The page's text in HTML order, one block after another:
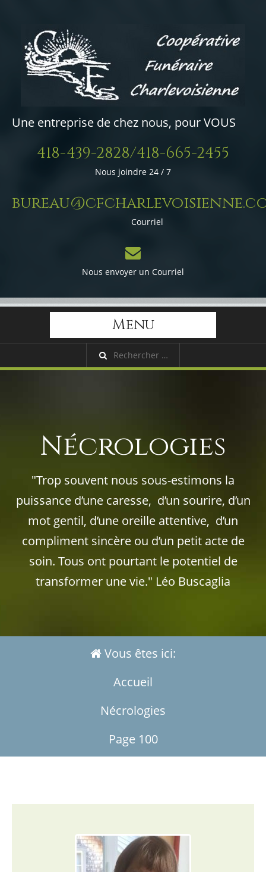
Une entreprise de chez nous, pour VOUS
418-439-2828/418-665-2455
Nous joindre 24 / 7
Courriel
Nous envoyer un Courriel
Menu
Nécrologies
"Trop souvent nous sous-estimons la
puissance d’une caresse, d’un sourire, d’un
mot gentil, d’une oreille attentive, d’un
compliment sincère ou d’un petit acte de
soin. Tous ont pourtant le potentiel de
transformer une vie." Léo Buscaglia
Vous êtes ici:
Accueil
Nécrologies
Page 100